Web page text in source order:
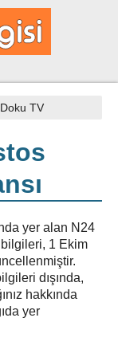
TV
yer alan N24
1 Ekim
dışında,
hakkında
yer